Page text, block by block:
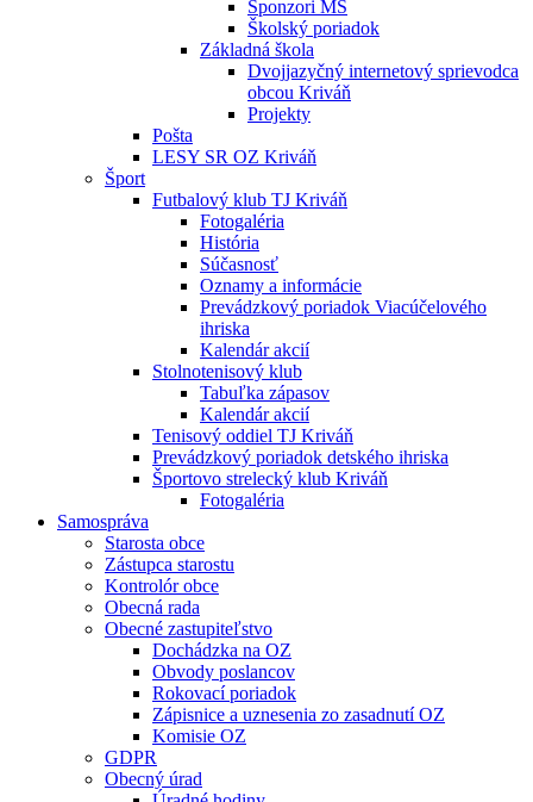
Sponzori MŠ
Školský poriadok
Základná škola
Dvojjazyčný internetový sprievodca
obcou Kriváň
Projekty
Pošta
LESY SR OZ Kriváň
Šport
Futbalový klub TJ Kriváň
Fotogaléria
História
Súčasnosť
Oznamy a informácie
Prevádzkový poriadok Viacúčelového
ihriska
Kalendár akcií
Stolnotenisový klub
Tabuľka zápasov
Kalendár akcií
Tenisový oddiel TJ Kriváň
Prevádzkový poriadok detského ihriska
Športovo strelecký klub Kriváň
Fotogaléria
Samospráva
Starosta obce
Zástupca starostu
Kontrolór obce
Obecná rada
Obecné zastupiteľstvo
Dochádzka na OZ
Obvody poslancov
Rokovací poriadok
Zápisnice a uznesenia zo zasadnutí OZ
Komisie OZ
GDPR
Obecný úrad